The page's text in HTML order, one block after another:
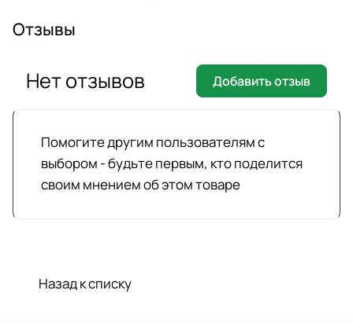
Отзывы
Помогите другим пользователям с
выбором - будьте первым, кто поделится
своим мнением об этом товаре
Нет отзывов Добавить отзыв
Назад к списку